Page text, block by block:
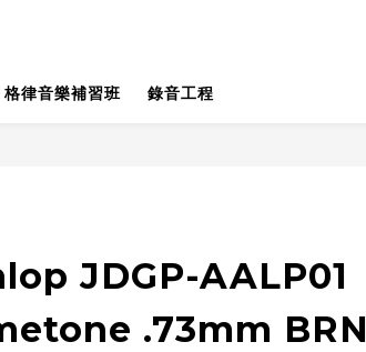
格律音樂補習班 錄音工程
JDGP-AALP01
.73mm BRN